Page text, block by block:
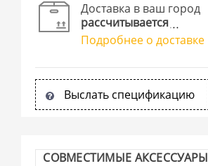
Доставка в ваш город
рассчитывается
Подробнее о доставке
Выслать спецификацию
СОВМЕСТИМЫЕ АКСЕССУАРЫ